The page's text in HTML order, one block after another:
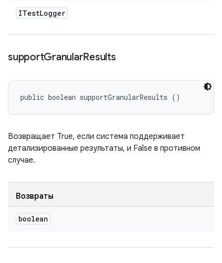
ITestLogger
supportGranularResults
public boolean supportGranularResults ()
Возвращает True, если система поддерживает
детализированные результаты, и False в противном
случае.
Возвраты
boolean